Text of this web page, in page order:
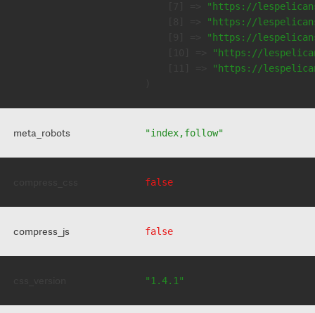
"https://
"https://
"https://
"https://
"https://
meta_robots "index,follow"
false
compress_js false
"1.4.1"